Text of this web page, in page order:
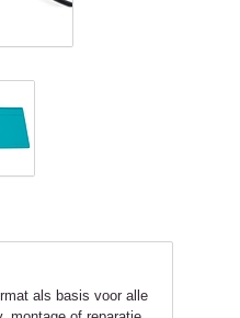
als basis voor alle